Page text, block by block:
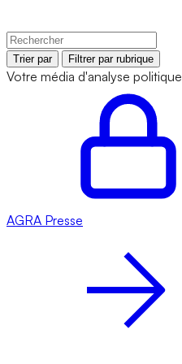
Trier par Filtrer par rubrique
Votre média d'analyse
AGRA Presse